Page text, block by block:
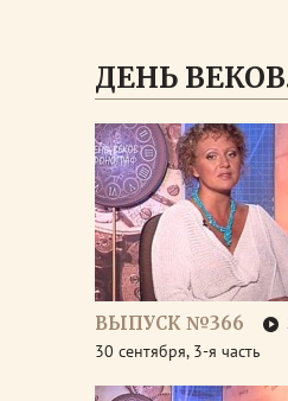
ДЕНЬ
ВЫПУСК №366
30 сентября, 3-я часть